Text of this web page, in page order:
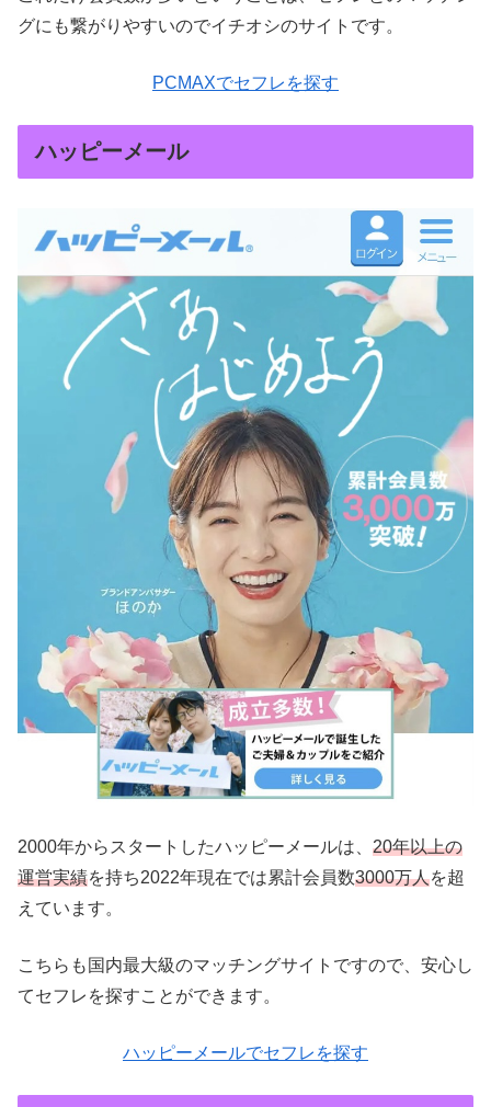
グにも繋がりやすいのでイチオシのサイトです。
PCMAXでセフレを探す
ハッピーメール
2000年からスタートしたハッピーメールは、 20年以上の
運営実績を持ち2022年現在では累計会員数3000万人を超
えています。
こちらも国内最大級のマッチングサイトですので、安心し
てセフレを探すことができます。
ハッピーメールでセフレを探す